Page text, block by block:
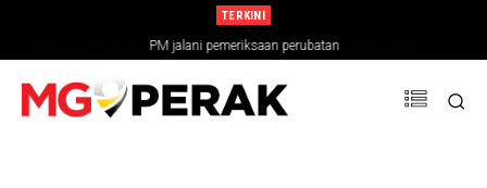
TERKINI
PM jalani pemeriksaan perubatan